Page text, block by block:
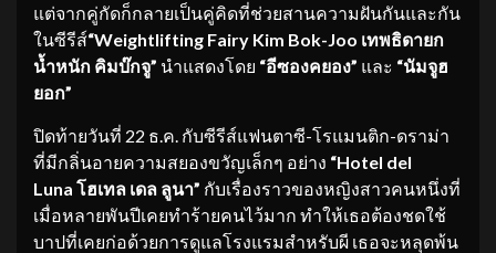
แต่จากคู่กัดก็กลายเป็นคู่คิดที่ช่วยสานความฝันกันและกัน
ในซีรีส์“Weightlifting Fairy Kim Bok-Joo เทพธิดายก
น้ำหนัก คิมบ๊กจู” นำแสดงโดย “อีซองคยอง” และ “นัมจูฮ
ยอก”
ปิดท้ายวันที่ 22 ธ.ค. กับซีรีส์แฟนตาซี-โรแมนติก-ดราม่า
ที่มีกลิ่นอายความสยองขวัญเล็กๆ อย่าง “Hotel del
Luna โฮเทล เดล ลูนา” กับเรื่องราวของหญิงสาวคนหนึ่งที่
เมื่อหลายพันปีเคยทำร้ายคนไว้มาก ทำให้เธอต้องชดใช้
บาปที่เคยก่อด้วยการดูแลโรงแรมสำหรับผี เธอจะหลุดพ้น